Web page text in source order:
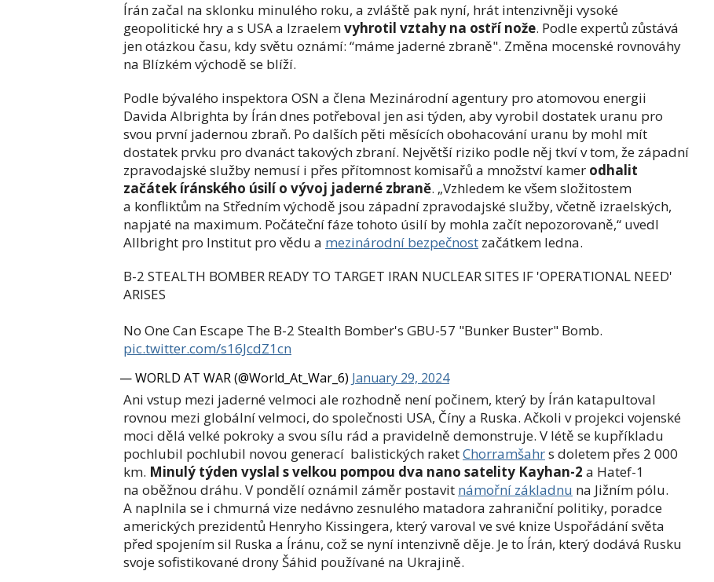
Írán začal na sklonku minulého roku, a zvláště pak nyní, hrát intenzivněji vysoké
geopolitické hry a s USA a Izraelemvyhrotil vztahy na ostří nože. Podle expertů zůstává
jen otázkou času, kdy světu oznámí: “máme jaderné zbraně". Změna mocenské rovnováhy
na Blízkém východě se blíží.
Podle bývalého inspektora OSN a člena Mezinárodní agentury pro atomovou energii
Davida Albrighta by Írán dnes potřeboval jen asi týden, aby vyrobil dostatek uranu pro
svou první jadernou zbraň. Po dalších pěti měsících obohacování uranu by mohl mít
dostatek prvku pro dvanáct takových zbraní. Největší riziko podle něj tkví v tom, že západní
zpravodajské služby nemusí i přes přítomnost komisařů a množství kamer odhalit
začátek íránského úsilí o vývoj jaderné zbraně. „Vzhledem ke všem složitostem
a konfliktům na Středním východě jsou západní zpravodajské služby, včetně izraelských,
napjaté na maximum. Počáteční fáze tohoto úsilí by mohla začít nepozorovaně,“ uvedl
Allbright pro Institut pro vědu a mezinárodní bezpečnost začátkem ledna.
B-2 STEALTH BOMBER READY TO TARGET IRAN NUCLEAR SITES IF 'OP­ER­A­TIONAL NEED'
ARISES
No One Can Escape The B-2 Stealth Bomber's GBU-57 "Bunker Buster" Bomb.
pic.twitter.com/s16JcdZ1cn
— WORLD AT WAR (@World_At_War_6) January 29, 2024
Ani vstup mezi jaderné velmoci ale rozhodně není počinem, který by Írán katapultoval
rovnou mezi globální velmoci, do společnosti USA, Číny a Ruska. Ačkoli v projekci vojenské
moci dělá velké pokroky a svou sílu rád a pravidelně demonstruje. V létě se kupříkladu
pochlubil pochlubil novou generací balistických raketChorramšahrs doletem přes 2 000
km. Minulý týden vyslal s velkou pompou dva nano satelity Kayhan-2 a Hatef-1
na oběžnou dráhu. V pondělí oznámil záměr postavit námořní základnu na Jižním pólu.
A naplnila se i chmurná vize nedávno zesnulého matadora zahraniční politiky, poradce
amerických prezidentů Henryho Kissingera, který varoval ve své knize Uspořádání světa
před spojením sil Ruska a Íránu, což se nyní intenzivně děje. Je to Írán, který dodává Rusku
svoje sofistikované drony Šáhid používané na Ukrajině.